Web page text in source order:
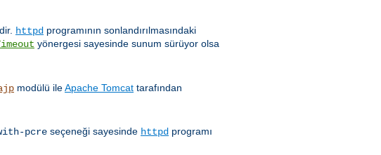
httpd programının sonlandırılmasındaki
yönergesi sayesinde sunum sürüyor olsa
modülü ileApache Tomcat tarafından
pcre seçeneği sayesinde httpd programı